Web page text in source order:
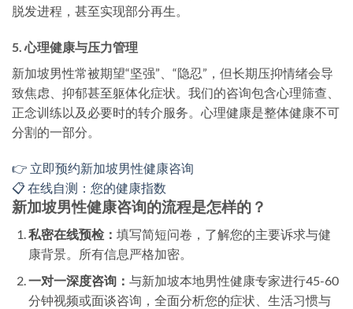
脱发进程，甚至实现部分再生。
5. 心理健康与压力管理
新加坡男性常被期望“坚强”、“隐忍”，但长期压抑情绪会导
致焦虑、抑郁甚至躯体化症状。我们的咨询包含心理筛查、
正念训练以及必要时的转介服务。心理健康是整体健康不可
分割的一部分。
👉 立即预约新加坡男性健康咨询
📋 在线自测：您的健康指数
新加坡男性健康咨询的流程是怎样的？
私密在线预检： 填写简短问卷，了解您的主要诉求与健
康背景。所有信息严格加密。
一对一深度咨询： 与新加坡本地男性健康专家进行45-60
分钟视频或面谈咨询，全面分析您的症状、生活习惯与